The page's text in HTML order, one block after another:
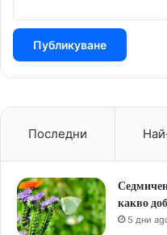
Последни
какво
5 дни